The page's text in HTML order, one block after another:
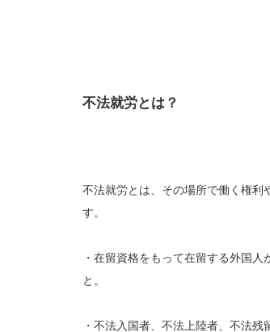
不法就労とは？
不法就労とは、その場所で働く権利
す。
・在留資格をもって在留する外国
と。
・不法入国者、不法上陸者、不法残